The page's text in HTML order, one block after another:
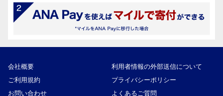
会社概要
利用者情報の外部送信について
ご利用規約
プライバシーポリシー
お問い合わせ
よくあるご質問